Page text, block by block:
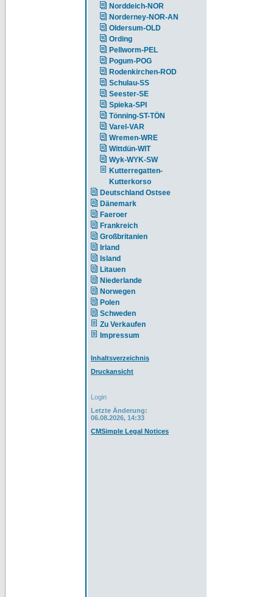
Norddeich-NOR
Norderney-NOR-AN
Oldersum-OLD
Ording
Pellworm-PEL
Pogum-POG
Rodenkirchen-ROD
Schulau-SS
Seester-SE
Spieka-SPI
Tönning-ST-TÖN
Varel-VAR
Wremen-WRE
Wittdün-WIT
Wyk-WYK-SW
Kutterregatten-
Kutterkorso
Deutschland Ostsee
Dänemark
Faeroer
Frankreich
Großbritanien
Irland
Island
Litauen
Niederlande
Norwegen
Polen
Schweden
Zu Verkaufen
Impressum
Inhaltsverzeichnis
Druckansicht
Login
Letzte Änderung:
06.08.2026, 14:33
CMSimple Legal Notices